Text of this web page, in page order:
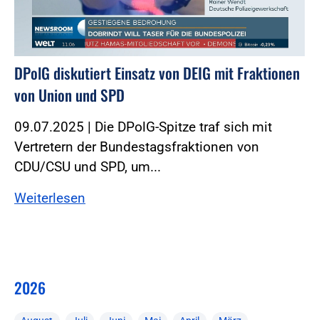
DPolG diskutiert Einsatz von DEIG mit Fraktionen
von Union und SPD
09.07.2025 | Die DPolG-Spitze traf sich mit
Vertretern der Bundestagsfraktionen von
CDU/CSU und SPD, um...
Weiterlesen
2026